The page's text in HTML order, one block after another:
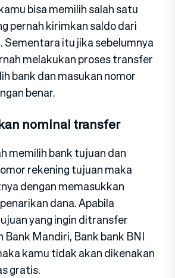
bisa memilih salah satu
pernah kirimkan saldo dari
Sementara itu jika sebelumnya
melakukan proses transfer
bank dan masukan nomor
benar.
nominal transfer
memilih bank tujuan dan
rekening tujuan maka
dengan memasukkan
dana. Apabila
yang ingin ditransfer
Mandiri, Bank bank BNI
kamu tidak akan dikenakan
gratis.